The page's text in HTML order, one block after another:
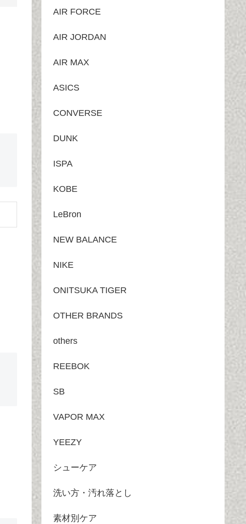
AIR FORCE
AIR JORDAN
AIR MAX
ASICS
CONVERSE
DUNK
ISPA
KOBE
LeBron
NEW BALANCE
NIKE
ONITSUKA TIGER
OTHER BRANDS
others
REEBOK
SB
VAPOR MAX
YEEZY
シューケア
洗い方・汚れ落とし
素材別ケア